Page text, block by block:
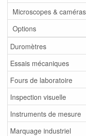
Microscopes & caméras
Options
Duromètres
Essais mécaniques
Fours de laboratoire
Inspection visuelle
Instruments de mesure
Marquage industriel